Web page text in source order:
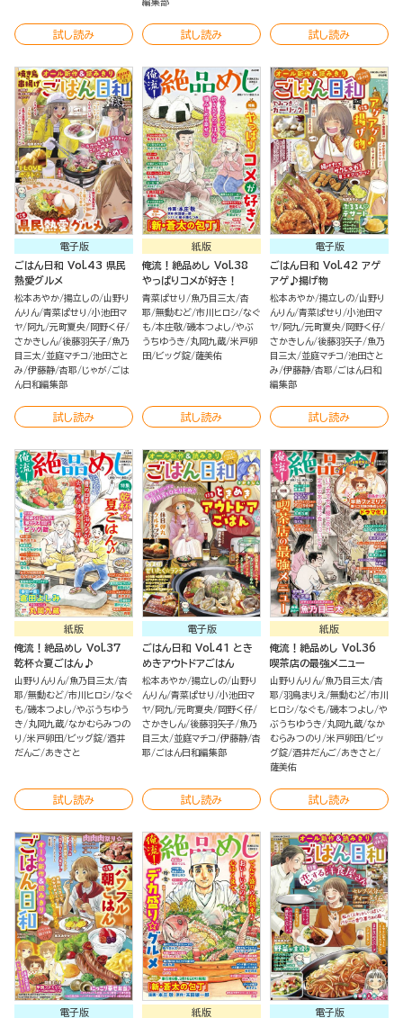
試し読み
編集部
試し読み 試し読み
電子版
ごはん日和 Vol.43 県民
熱愛グルメ
松本あやか 揚立しの 山野り
んりん 青菜ぱせり
小池田マ
ヤ 阿九 元町夏央 岡野く仔
さかきしん 後藤羽矢子 魚乃
目三太
並庭マチコ 池田さと
み 伊藤静 杏耶 じゃが ごは
ん日和編集部
試し読み
紙版
俺流！絶品めし Vol.38
やっぱりコメが好き！
青菜ぱせり 魚乃目三太 杏
耶 無動むど 市川ヒロシ なぐ
も 本庄敬 磯本つよし やぶ
うちゆうき
丸岡九蔵 米戸卵
田
ビッグ錠 薩美佑
試し読み
電子版
ごはん日和 Vol.42 アゲ
アゲ♪揚げ物
松本あやか 揚立しの 山野り
んりん 青菜ぱせり
小池田マ
ヤ 阿九 元町夏央 岡野く仔
さかきしん 後藤羽矢子 魚乃
目三太
並庭マチコ 池田さと
み 伊藤静 杏耶
ごはん日和
編集部
試し読み
紙版
俺流！絶品めし Vol.37
乾杯☆夏ごはん♪
山野りんりん 魚乃目三太 杏
耶 無動むど 市川ヒロシ なぐ
も 磯本つよし やぶうちゆう
き
丸岡九蔵 なかむらみつの
り
米戸卵田 ビッグ錠 酒井
だんご あきさと
試し読み
電子版
ごはん日和 Vol.41 とき
めきアウトドアごはん
松本あやか 揚立しの 山野り
んりん 青菜ぱせり
小池田マ
ヤ 阿九 元町夏央 岡野く仔
さかきしん 後藤羽矢子 魚乃
目三太
並庭マチコ 伊藤静 杏
耶
ごはん日和編集部
試し読み
紙版
俺流！絶品めし Vol.36
喫茶店の最強メニュー
山野りんりん 魚乃目三太 杏
耶 羽鳥まりえ 無動むど 市川
ヒロシ なぐも 磯本つよし や
ぶうちゆうき
丸岡九蔵 なか
むらみつのり
米戸卵田
ビッ
グ錠 酒井だんご あきさと
薩美佑
試し読み
電子版
紙版
電子版